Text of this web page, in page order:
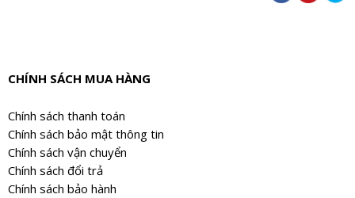
CHÍNH SÁCH MUA HÀNG
Chính sách thanh toán
Chính sách bảo mật thông tin
Chính sách vận chuyển
Chính sách đổi trả
Chính sách bảo hành